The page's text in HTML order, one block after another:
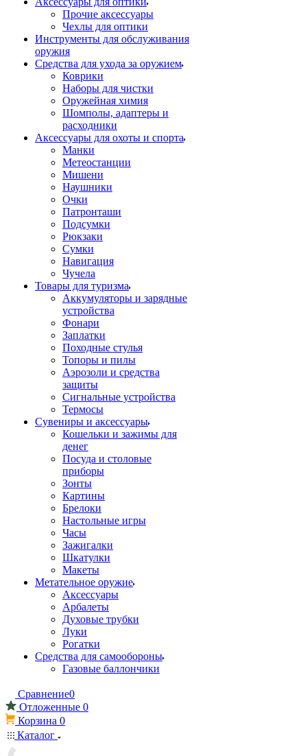
Прочие аксессуары
Чехлы для оптики
Инструменты для обслуживания
оружия
Средства для ухода за оружием
Коврики
Наборы для чистки
Оружейная химия
Шомполы, адаптеры и
расходники
Аксессуары для охоты и спорта
Манки
Метеостанции
Мишени
Наушники
Очки
Патронташи
Подсумки
Рюкзаки
Сумки
Навигация
Чучела
Товары для туризма
Аккумуляторы и зарядные
устройства
Фонари
Заплатки
Походные стулья
Топоры и пилы
Аэрозоли и средства
защиты
Сигнальные устройства
Термосы
Сувениры и аксессуары
Кошельки и зажимы для
денег
Посуда и столовые
приборы
Зонты
Картины
Брелоки
Настольные игры
Часы
Зажигалки
Шкатулки
Макеты
Метательное оружие
Аксессуары
Арбалеты
Духовые трубки
Луки
Рогатки
Средства для самообороны
Газовые баллончики
Сравнение0
Отложенные 0
Корзина 0
Каталог